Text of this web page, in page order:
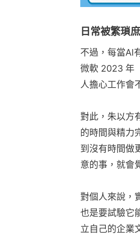
日常被繁瑣
不過，每當AI
微軟 2023 年
人擔心工作會
對此，朱以方
的時間與精力
到沒有時間做
意的事，就會
對個人來說，
也是要試驗它
立自己的企業